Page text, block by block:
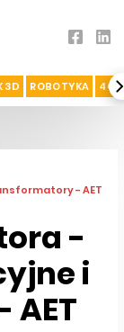
3D ROBOTYKA 4G I
- AET
-
i